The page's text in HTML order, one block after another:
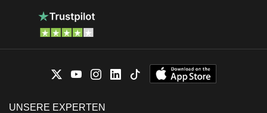
UNSERE EXPERTEN